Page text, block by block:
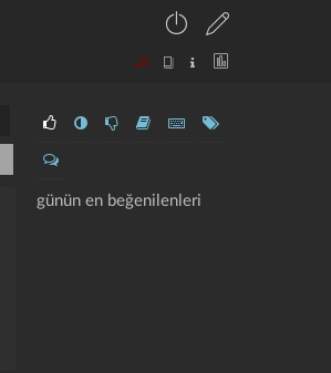
günün en beğenilenleri